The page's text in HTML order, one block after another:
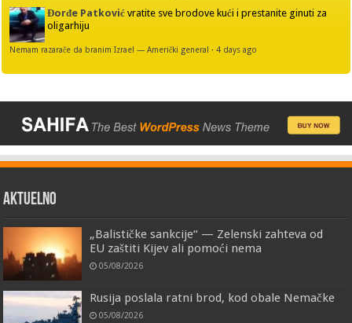
Đorđe Patković vratite sve brodove kući i prestanite ginuti za
oligarhiju
Nemam razarače da branim Izrael — Američki general ·4 days ago
AKTUELNO
„Balističke sankcije“ — Zelenski zahteva od
EU zaštiti Kijev ali pomoći nema
05/08/2026
Rusija poslala ratni brod, kod obale Nemačke
05/08/2026